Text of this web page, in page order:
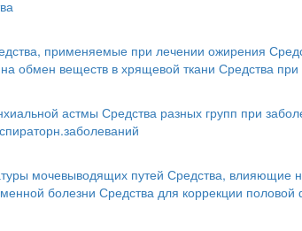
применяемые при лечении ожирения
обмен веществ в хрящевой ткани Средства при
астмы Средства разных групп при
мочевыводящих путей Средства, влияющие
болезни Средства для коррекции